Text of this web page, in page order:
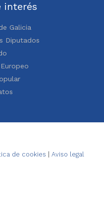
interés
Galicia
Diputados
de cookies Aviso legal